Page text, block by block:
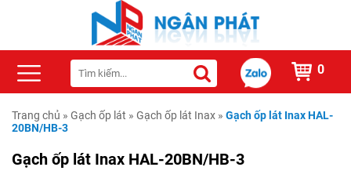
0
Trang chủ » Gạch ốp lát » Gạch ốp lát Inax » Gạch ốp lát Inax HAL-
20BN/HB-3
Gạch ốp lát Inax HAL-20BN/HB-3